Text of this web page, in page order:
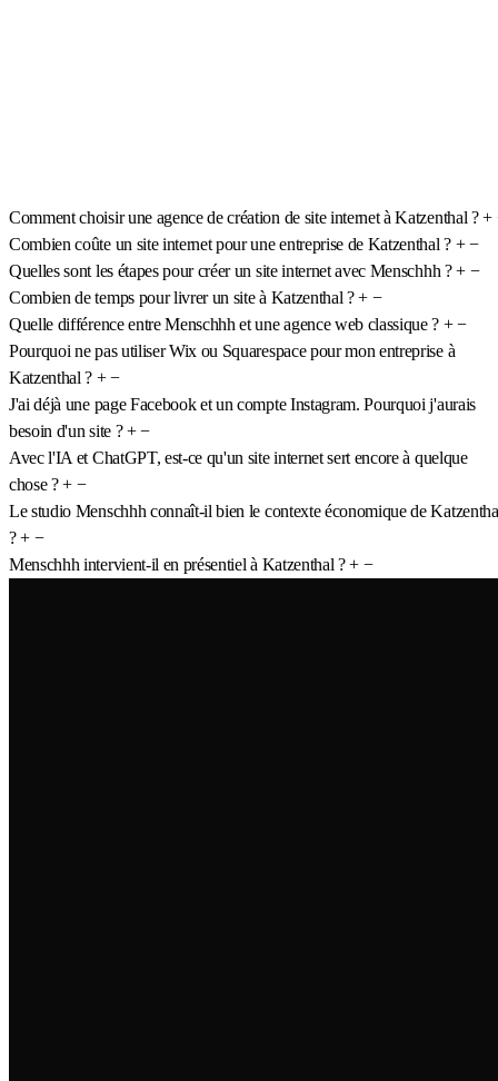
Comment choisir une agence de création de site internet à Katzenthal ? +
Combien coûte un site internet pour une entreprise de Katzenthal ? + −
Quelles sont les étapes pour créer un site internet avec Menschhh ? + −
Combien de temps pour livrer un site à Katzenthal ? + −
Quelle différence entre Menschhh et une agence web classique ? + −
Pourquoi ne pas utiliser Wix ou Squarespace pour mon entreprise à
Katzenthal ? + −
J'ai déjà une page Facebook et un compte Instagram. Pourquoi j'aurais
besoin d'un site ? + −
Avec l'IA et ChatGPT, est-ce qu'un site internet sert encore à quelque
chose ? + −
Le studio Menschhh connaît-il bien le contexte économique de
? + −
Menschhh intervient-il en présentiel à Katzenthal ? + −